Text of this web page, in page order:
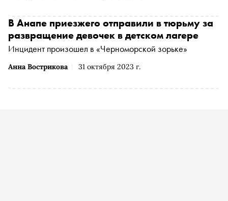
Анна Вострикова 31 октября 2023 г.
В Анапе приезжего отправили в тюрьму за
развращение девочек в детском лагере
Инцидент произошел в «Черноморской зорьке»